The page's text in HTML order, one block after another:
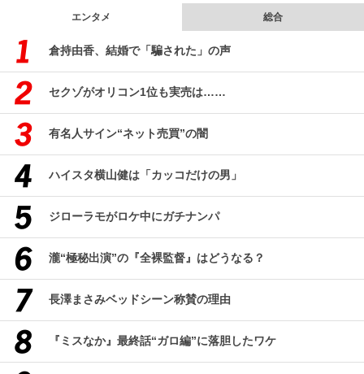
エンタメ 総合
倉持由香、結婚で「騙された」の声
セクゾがオリコン1位も実売は……
有名人サイン“ネット売買”の闇
ハイスタ横山健は「カッコだけの男」
ジローラモがロケ中にガチナンパ
瀧“極秘出演”の『全裸監督』はどうなる？
長澤まさみベッドシーン称賛の理由
『ミスなか』最終話“ガロ編”に落胆したワケ